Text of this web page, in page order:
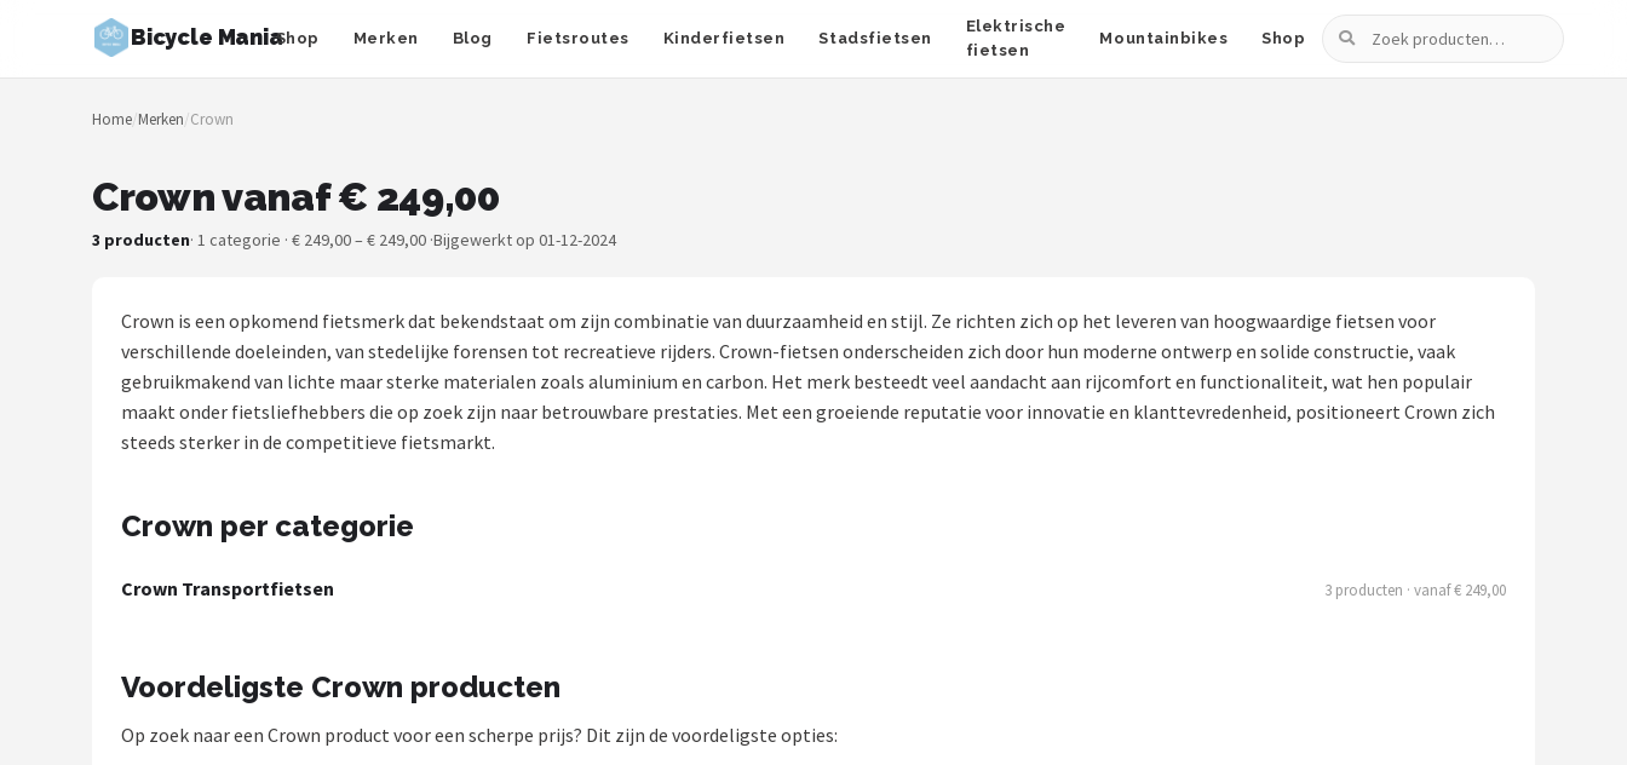
Bicycle ManiaShop Merken Blog Fietsroutes Kinderfietsen Stadsfietsen
Elektrische
fietsen
Mountainbikes Shop
Zoeken
Zoeken
NAVIGATIE
Merken
Fietsroutes
Kinderfietsen
Elektrische fietsen
Mountainbikes
POPULAIRE MERKEN
Home/Merken/Crown
Crown vanaf € 249,00
3 producten· 1 categorie · € 249,00 – € 249,00 ·Bijgewerkt op 01-12-2024
Crown is een opkomend fietsmerk dat bekendstaat om zijn combinatie van duurzaamheid en stijl. Ze richten zich op het leveren van hoogwaardige fietsen voor
verschillende doeleinden, van stedelijke forensen tot recreatieve rijders. Crown-fietsen onderscheiden zich door hun moderne ontwerp en solide constructie, vaak
gebruikmakend van lichte maar sterke materialen zoals aluminium en carbon. Het merk besteedt veel aandacht aan rijcomfort en functionaliteit, wat hen populair
maakt onder fietsliefhebbers die op zoek zijn naar betrouwbare prestaties. Met een groeiende reputatie voor innovatie en klanttevredenheid, positioneert Crown zich
steeds sterker in de competitieve fietsmarkt.
Crown per categorie
Crown Transportfietsen 3 producten · vanaf € 249,00
Voordeligste Crown producten
Op zoek naar een Crown product voor een scherpe prijs? Dit zijn de voordeligste opties: